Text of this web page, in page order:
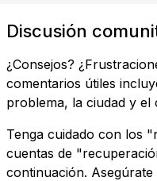
Discusión
¿Consejos?
comentarios útiles
problema, la ciudad y el
Tenga cuidado con los
cuentas de
continuación.